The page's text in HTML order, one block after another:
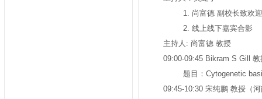
1. 尚富德 副校长致欢
2. 线上线下嘉宾合影
主持人: 尚富德 教授
09:00-09:45 Bikram S Gill
题目：Cytogenetic
09:45-10:30 宋纯鹏 教授（